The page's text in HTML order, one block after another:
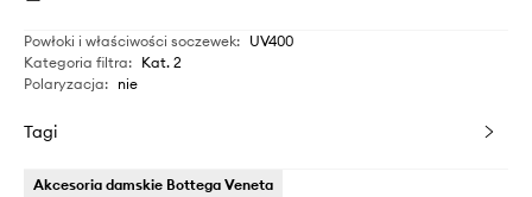
Powłoki i właściwości soczewek: UV400
Kategoria filtra: Kat. 2
Polaryzacja: nie
Tagi
Akcesoria damskie Bottega Veneta